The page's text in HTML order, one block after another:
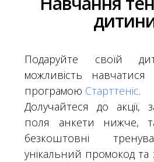
Подаруйте своїй
можливість
програмою Старттеніс.
Долучайтеся до акції,
поля анкети нижче,
безкоштовні
унікальний промокод